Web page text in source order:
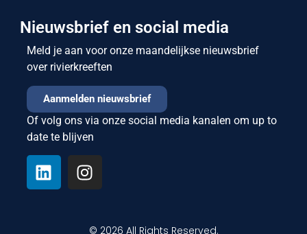
Nieuwsbrief en social media
Meld je aan voor onze maandelijkse nieuwsbrief
over rivierkreeften
Aanmelden nieuwsbrief
Of volg ons via onze social media kanalen om up to
date te blijven
© 2026 All Rights Reserved.